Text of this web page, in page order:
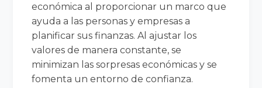
económica al proporcionar un marco que
ayuda a las personas y empresas a
planificar sus finanzas. Al ajustar los
valores de manera constante, se
minimizan las sorpresas económicas y se
fomenta un entorno de confianza.